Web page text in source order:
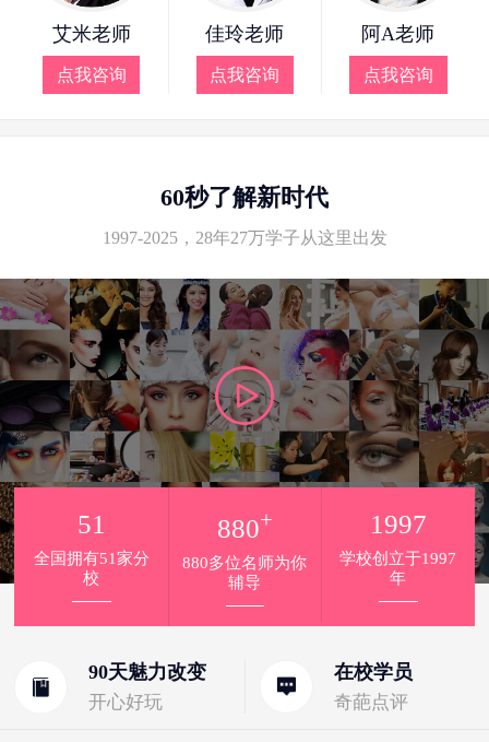
艾米老师
点我咨询
佳玲老师
点我咨询
阿A老师
点我咨询
60秒了解新时代
1997-2025，28年27万学子从这里出发
90天魅力改变
开心好玩
在校学员
奇葩点评
51
全国拥有51家分
校
880+
880多位名师为你
辅导
1997
学校创立于1997
年